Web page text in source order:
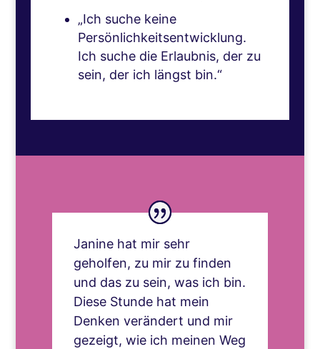
„Ich suche keine
Persönlichkeitsentwicklung.
Ich suche die Erlaubnis, der zu
sein, der ich längst bin.“
Janine hat mir sehr
geholfen, zu mir zu finden
und das zu sein, was ich bin.
Diese Stunde hat mein
Denken verändert und mir
gezeigt, wie ich meinen Weg